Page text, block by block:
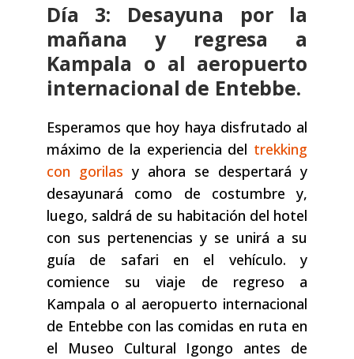
Día 3: Desayuna por la
mañana y regresa a
Kampala o al aeropuerto
internacional de Entebbe.
Esperamos que hoy haya disfrutado al
máximo de la experiencia del trekking
con gorilas y ahora se despertará y
desayunará como de costumbre y,
luego, saldrá de su habitación del hotel
con sus pertenencias y se unirá a su
guía de safari en el vehículo. y
comience su viaje de regreso a
Kampala o al aeropuerto internacional
de Entebbe con las comidas en ruta en
el Museo Cultural Igongo antes de